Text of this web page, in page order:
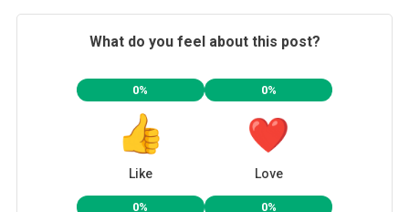
What do you feel about this post?
0%
Like
0%
Love
0% 0%